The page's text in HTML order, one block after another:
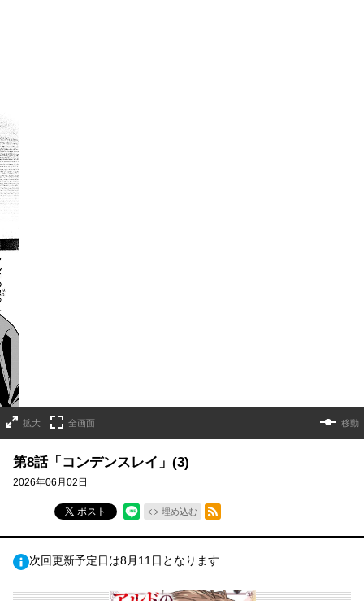
拡大 全画面 移動
第8話「コンデンスレイ」(3)
2026年06月02日
ポスト 埋め込む
RSSフィード
次回更新予定日は8月11日となります